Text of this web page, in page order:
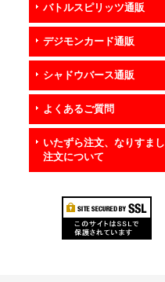
バトルスピリッツ通販
デジモンカード通販
シャドウバース通販
よくあるご質問
いたずら注文、なりすまし
注文について